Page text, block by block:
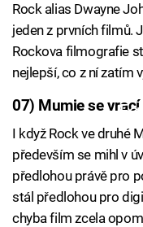
Rock alias Dwayne
jeden z prvních filmů.
Rockova filmografie
nejlepší, co z ní zatím
07) Mumie se vrací
I když Rock ve druhé
především se mihl v
předlohou právě pro
stál předlohou pro
chyba film zcela